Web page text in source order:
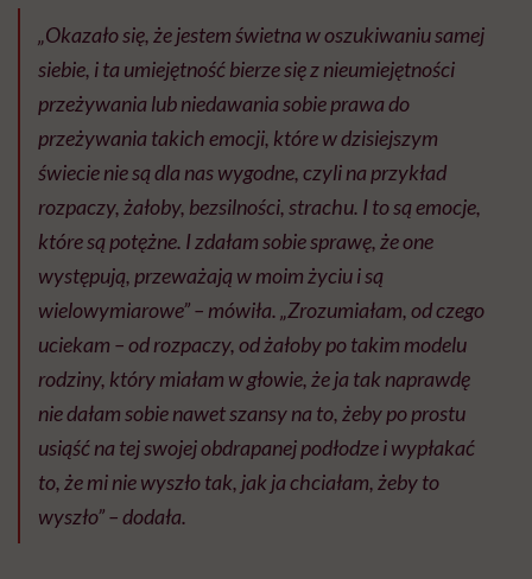
„Okazało się, że jestem świetna w oszukiwaniu samej
siebie, i ta umiejętność bierze się z nieumiejętności
przeżywania lub niedawania sobie prawa do
przeżywania takich emocji, które w dzisiejszym
świecie nie są dla nas wygodne, czyli na przykład
rozpaczy, żałoby, bezsilności, strachu. I to są emocje,
które są potężne. I zdałam sobie sprawę, że one
występują, przeważają w moim życiu i są
wielowymiarowe” – mówiła. „Zrozumiałam, od czego
uciekam – od rozpaczy, od żałoby po takim modelu
rodziny, który miałam w głowie, że ja tak naprawdę
nie dałam sobie nawet szansy na to, żeby po prostu
usiąść na tej swojej obdrapanej podłodze i wypłakać
to, że mi nie wyszło tak, jak ja chciałam, żeby to
wyszło” – dodała.